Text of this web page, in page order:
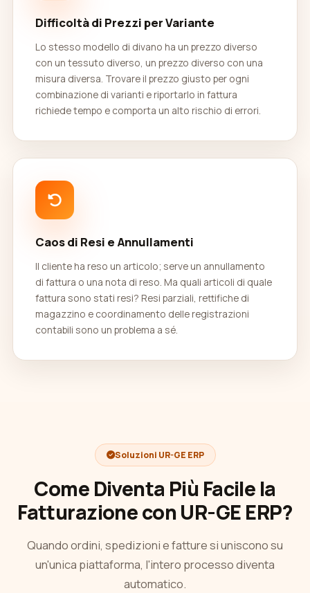
Difficoltà di Prezzi per Variante
Lo stesso modello di divano ha un prezzo diverso
con un tessuto diverso, un prezzo diverso con una
misura diversa. Trovare il prezzo giusto per ogni
combinazione di varianti e riportarlo in fattura
richiede tempo e comporta un alto rischio di errori.
Caos di Resi e Annullamenti
Il cliente ha reso un articolo; serve un annullamento
di fattura o una nota di reso. Ma quali articoli di quale
fattura sono stati resi? Resi parziali, rettifiche di
magazzino e coordinamento delle registrazioni
contabili sono un problema a sé.
Soluzioni UR-GE ERP
Come Diventa Più Facile la
Fatturazione con UR-GE ERP?
Quando ordini, spedizioni e fatture si uniscono su
un'unica piattaforma, l'intero processo diventa
automatico.